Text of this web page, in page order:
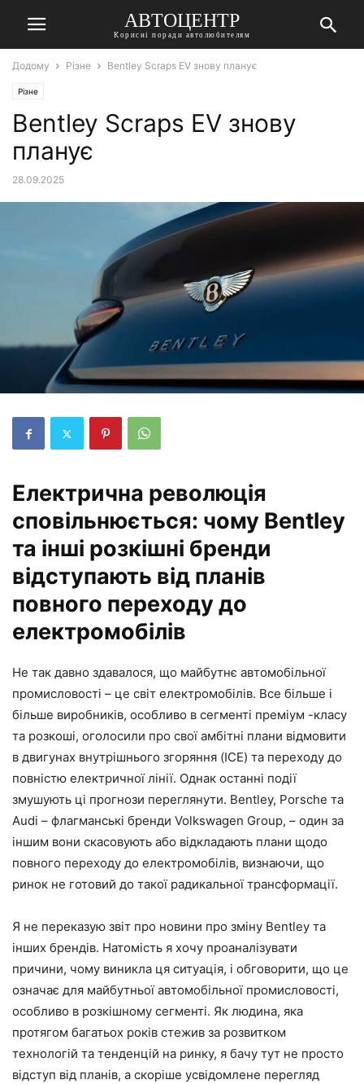
АВТОЦЕНТР
Корисні поради автолюбителям
Додому Різне Bentley Scraps EV знову планує
Різне
Bentley Scraps EV знову
планує
28.09.2025
Електрична революція
сповільнюється: чому Bentley
та інші розкішні бренди
відступають від планів
повного переходу до
електромобілів
Не так давно здавалося, що майбутнє автомобільної
промисловості – це світ електромобілів. Все більше і
більше виробників, особливо в сегменті преміум -класу
та розкоші, оголосили про свої амбітні плани відмовити
в двигунах внутрішнього згоряння (ICE) та переходу до
повністю електричної лінії. Однак останні події
змушують ці прогнози переглянути. Bentley, Porsche та
Audi – флагманські бренди Volkswagen Group, – один за
іншим вони скасовують або відкладають плани щодо
повного переходу до електромобілів, визнаючи, що
ринок не готовий до такої радикальної трансформації.
Я не переказую звіт про новини про зміну Bentley та
інших брендів. Натомість я хочу проаналізувати
причини, чому виникла ця ситуація, і обговорити, що це
означає для майбутньої автомобільної промисловості,
особливо в розкішному сегменті. Як людина, яка
протягом багатьох років стежив за розвитком
технологій та тенденцій на ринку, я бачу тут не просто
відступ від планів, а скоріше усвідомлене перегляд